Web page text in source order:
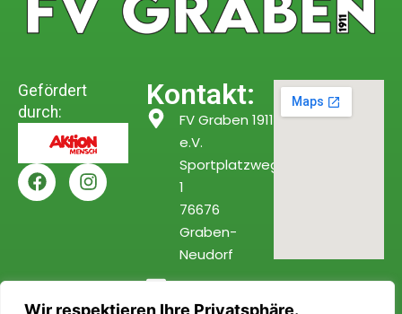
Wir respektieren Ihre Privatsphäre.
Gefördert
durch:
Kontakt:
FV Graben 1911
e.V.
Sportplatzweg
1
76676
Graben-
Neudorf
graben.de